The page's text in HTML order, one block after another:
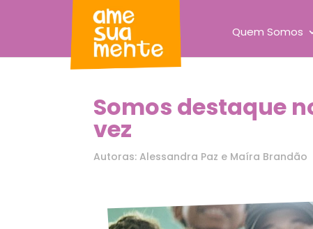
Quem Somos
Somos destaque
vez
Autoras: Alessandra Paz e Maíra Brandão